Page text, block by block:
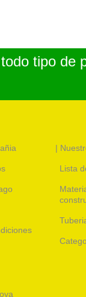
tipo de
|
Lista